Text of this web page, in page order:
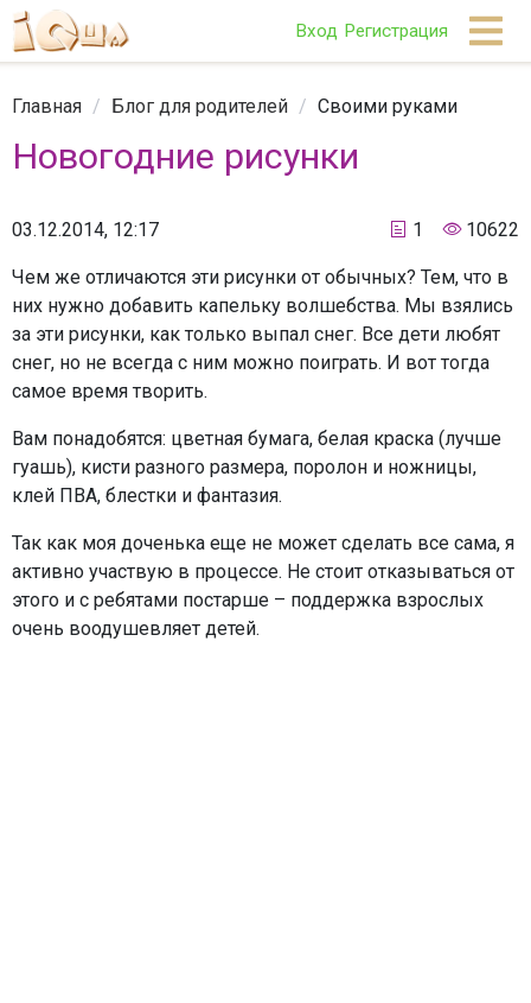
Вход Регистрация
Главная / Блог для родителей / Своими руками
Новогодние рисунки
03.12.2014, 12:17 1 10622
Чем же отличаются эти рисунки от обычных? Тем, что в
них нужно добавить капельку волшебства. Мы взялись
за эти рисунки, как только выпал снег. Все дети любят
снег, но не всегда с ним можно поиграть. И вот тогда
самое время творить.
Вам понадобятся: цветная бумага, белая краска (лучше
гуашь), кисти разного размера, поролон и ножницы,
клей ПВА, блестки и фантазия.
Так как моя доченька еще не может сделать все сама, я
активно участвую в процессе. Не стоит отказываться от
этого и с ребятами постарше – поддержка взрослых
очень воодушевляет детей.